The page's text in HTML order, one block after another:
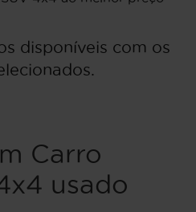
disponíveis com os
Carro
usado